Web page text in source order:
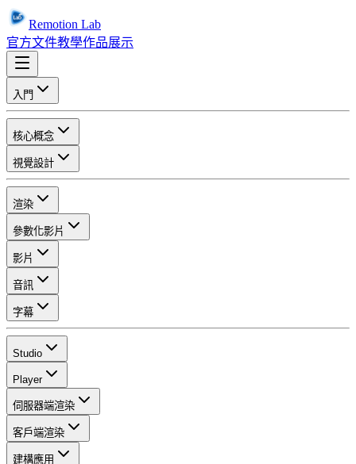
Remotion Lab
官方文件教學作品展示
入門
核心概念
視覺設計
渲染
參數化影片
影片
音訊
字幕
Studio
Player
伺服器端渲染
客戶端渲染
建構應用